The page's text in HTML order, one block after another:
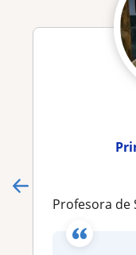
Profesora de